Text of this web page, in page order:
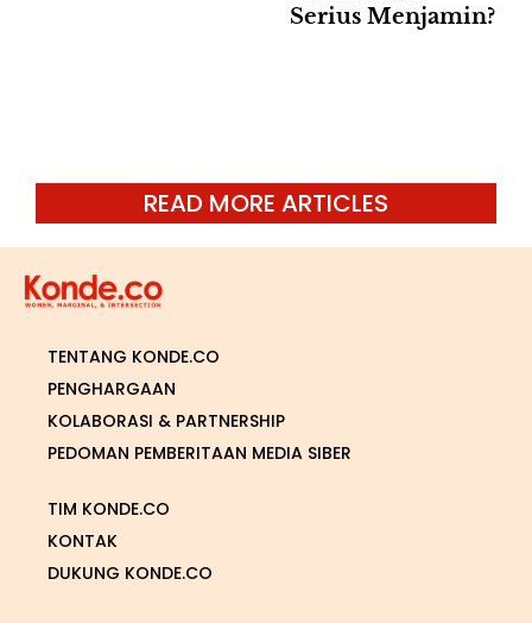
Serius Menjamin?
READ MORE ARTICLES
TENTANG KONDE.CO
PENGHARGAAN
KOLABORASI & PARTNERSHIP
PEDOMAN PEMBERITAAN MEDIA SIBER
TIM KONDE.CO
KONTAK
DUKUNG KONDE.CO